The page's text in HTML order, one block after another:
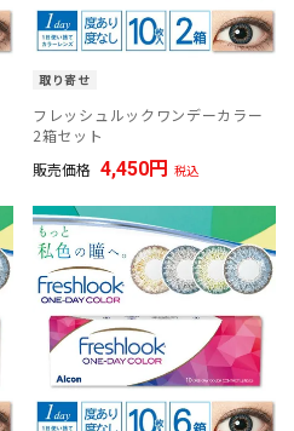
取り寄せ
フレッシュルックワンデーカラー
2箱セット
販売価格 4,450 税込